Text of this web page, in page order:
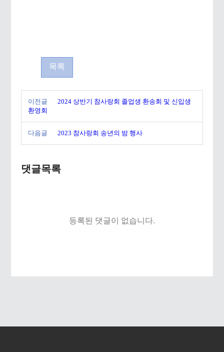
목록
이전글
2024 상반기 참사랑회 졸업생 환송회 및 신입생
환영회
다음글 2023 참사랑회 송년의 밤 행사
댓글목록
등록된 댓글이 없습니다.